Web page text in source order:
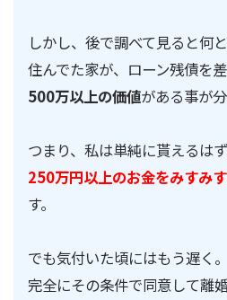
しかし、後で調べて見ると何
住んでた家が、ローン残債を
500万以上の価値がある事が
つまり、私は単純に貰えるは
250万円以上のお金をみすみ
す。
でも気付いた頃にはもう遅く。
完全にその条件で同意して離